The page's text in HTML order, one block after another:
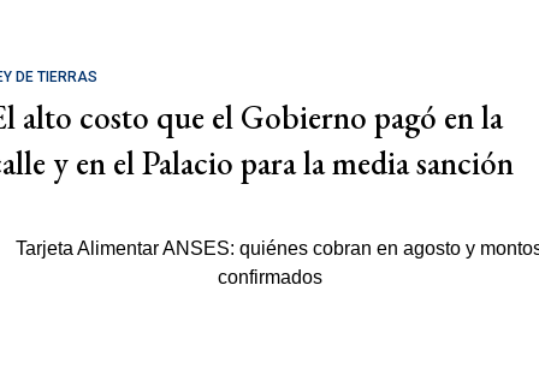
DE TIERRAS
alto costo que el Gobierno pagó en la
y en el Palacio para la media sanción